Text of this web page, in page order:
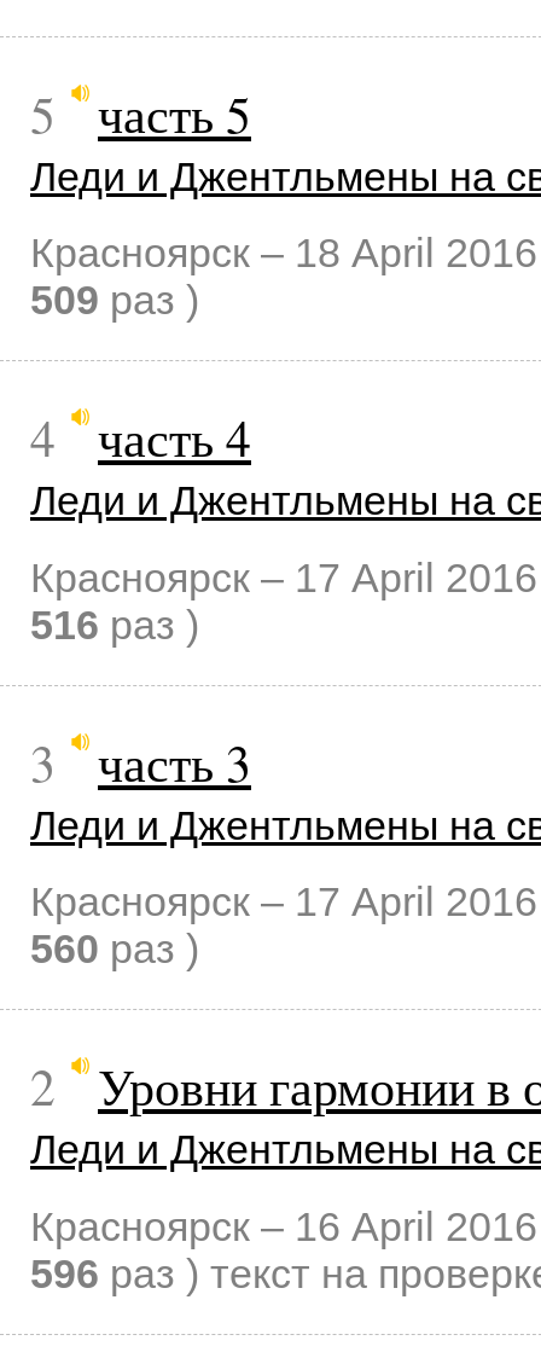
5 часть 5
Леди и Джентльмены на
Красноярск – 18 April 2016
509 раз )
4 часть 4
Леди и Джентльмены на
Красноярск – 17 April 2016
516 раз )
3 часть 3
Леди и Джентльмены на
Красноярск – 17 April 2016
560 раз )
2 Уровни гармонии в
Леди и Джентльмены на
Красноярск – 16 April 2016
596 раз ) текст на